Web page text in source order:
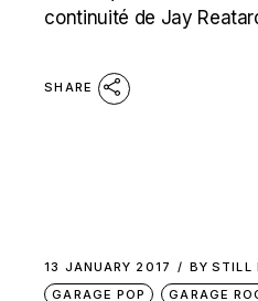
continuité de Jay
SHARE
13 JANUARY 2017 BY STILL
GARAGE POP
GARAGE